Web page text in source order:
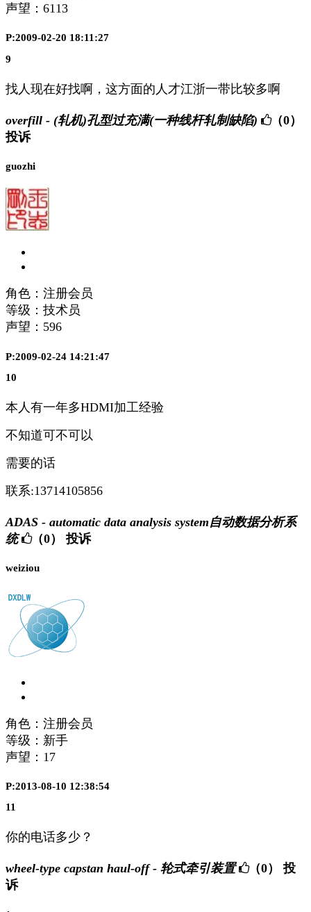
声望： 6113
P:2009-02-20 18:11:27
9
找人现在好找啊，这方面的人才江浙一带比较多啊
overfill - (轧机)孔型过充满(一种线杆轧制缺陷)
（0）
投诉
guozhi
角色：注册会员
等级：技术员
声望： 596
P:2009-02-24 14:21:47
10
本人有一年多HDMI加工经验
不知道可不可以
需要的话
联系:13714105856
ADAS - automatic data analysis system自动数据分析系
统
（0） 投诉
weiziou
角色：注册会员
等级：新手
声望： 17
P:2013-08-10 12:38:54
11
你的电话多少？
wheel-type capstan haul-off - 轮式牵引装置 （0）
投
诉